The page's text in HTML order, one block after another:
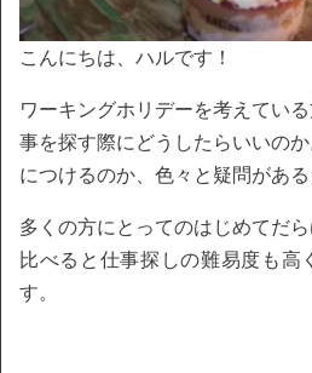
こんにちは、ハルです！
ワーキングホリデーを考えてい
事を探す際にどうしたらいいの
につけるのか、色々と疑問がある
多くの方にとってのはじめてだ
比べると仕事探しの難易度も高
す。